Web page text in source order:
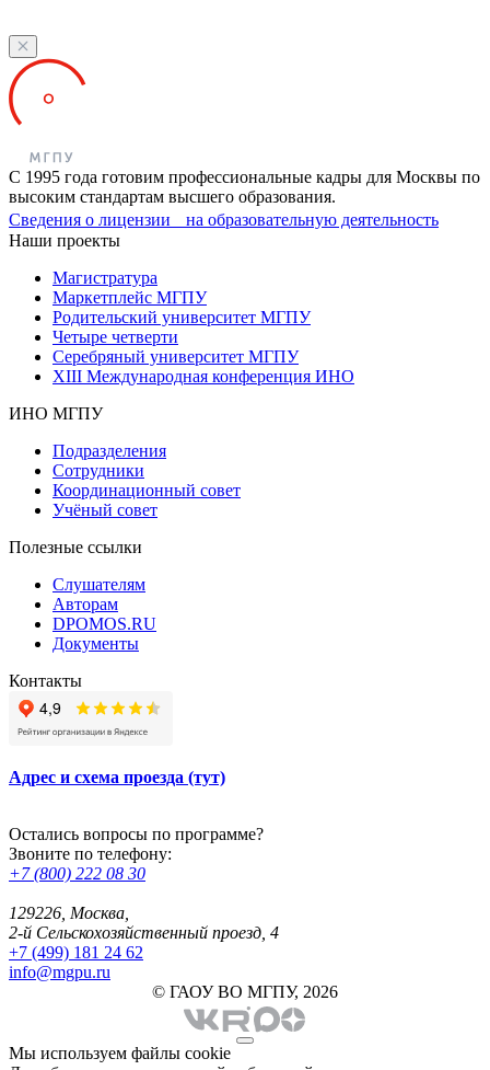
С 1995 года готовим профессиональные кадры для Москвы по
высоким стандартам высшего образования.
Сведения о лицензии на образовательную деятельность
Наши проекты
Магистратура
Маркетплейс МГПУ
Родительский университет МГПУ
Четыре четверти
Серебряный университет МГПУ
XIII Международная конференция ИНО
ИНО МГПУ
Подразделения
Сотрудники
Координационный совет
Учёный совет
Полезные ссылки
Слушателям
Авторам
DPOMOS.RU
Документы
Контакты
Адрес и схема проезда (тут)
Остались вопросы по программе?
Звоните по телефону:
+7 (800) 222 08 30
129226, Москва,
2-й Сельскохозяйственный проезд, 4
+7 (499) 181 24 62
info@mgpu.ru
© ГАОУ ВО МГПУ, 2026
Мы используем файлы cookie